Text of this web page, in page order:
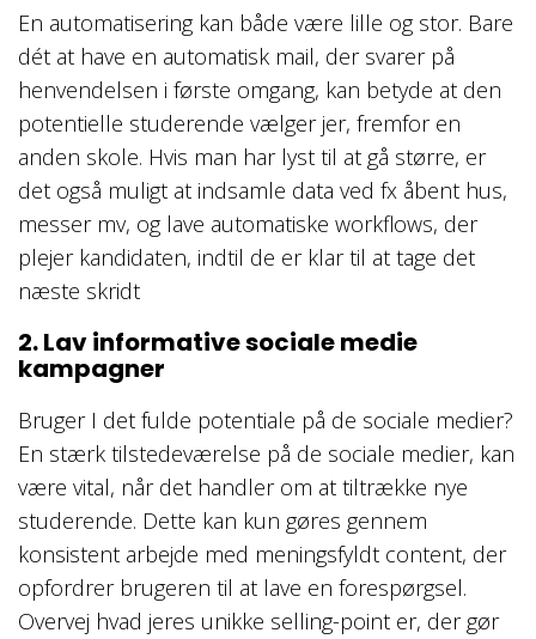
En automatisering kan både være lille og stor. Bare
dét at have en automatisk mail, der svarer på
henvendelsen i første omgang, kan betyde at den
potentielle studerende vælger jer, fremfor en
anden skole. Hvis man har lyst til at gå større, er
det også muligt at indsamle data ved fx åbent hus,
messer mv, og lave automatiske workflows, der
plejer kandidaten, indtil de er klar til at tage det
næste skridt
2. Lav informative sociale medie
kampagner
Bruger I det fulde potentiale på de sociale medier?
En stærk tilstedeværelse på de sociale medier, kan
være vital, når det handler om at tiltrække nye
studerende. Dette kan kun gøres gennem
konsistent arbejde med meningsfyldt content, der
opfordrer brugeren til at lave en forespørgsel.
Overvej hvad jeres unikke selling-point er, der gør